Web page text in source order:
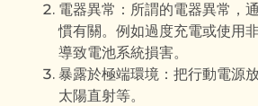
電器異常：所謂的電器異常，
慣有關。例如過度充電或使用
導致電池系統損害。
暴露於極端環境：把行動電源
太陽直射等。